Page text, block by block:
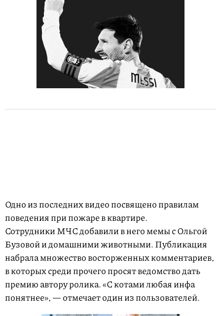
Одно из последних видео посвящено правилам
поведения при пожаре в квартире.
Сотрудники МЧС добавили в него мемы с Ольгой
Бузовой и домашними животными. Публикация
набрала множество восторженных комментариев,
в которых среди прочего просят ведомство дать
премию автору ролика. «С котами любая инфа
понятнее», — отмечает один из пользователей.